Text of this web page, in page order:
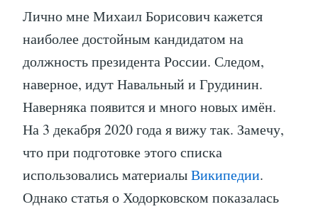
Лично мне Михаил Борисович кажется
наиболее достойным кандидатом на
должность президента России. Следом,
наверное, идут Навальный и Грудинин.
Наверняка появится и много новых имён.
На 3 декабря 2020 года я вижу так. Замечу,
что при подготовке этого списка
использовались материалыВикипедии.
Однако статья о Ходорковском показалась